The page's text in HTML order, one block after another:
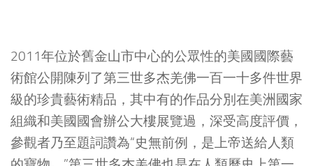
2011年位於舊金山市中心的公眾性的美國國際藝
術館公開陳列了第三世多杰羌佛一百一十多件世界
級的珍貴藝術精品，其中有的作品分別在美洲國家
組織和美國國會辦公大樓展覽過，深受高度評價，
參觀者乃至題詞讚為“史無前例，是上帝送給人類